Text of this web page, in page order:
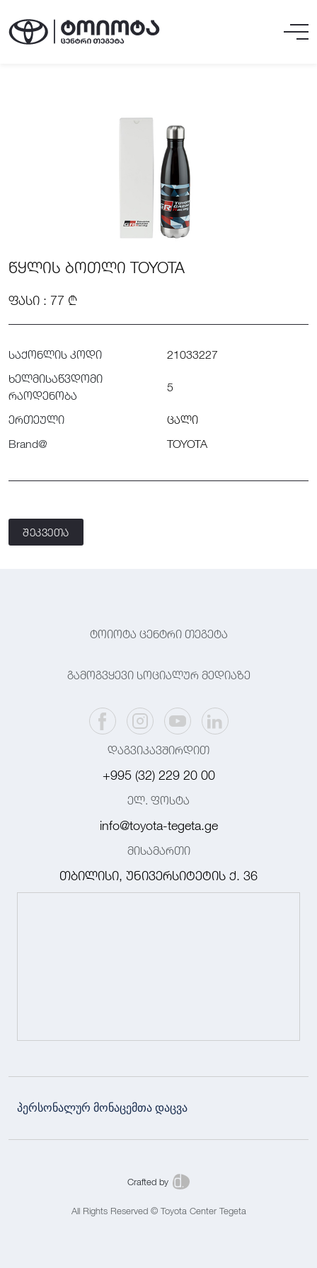
ᲬᲧᲚᲘᲡ ᲑᲝᲗᲚᲘ TOYOTA
ᲤᲐᲡᲘ : 77 ₾
საქონლის კოდი
21033227
ხელმისაწვდომი
რაოდენობა
5
ერთეული
ცალი
Brand@
TOYOTA
შეკვეთა
ტოიოტა ცენტრი თეგეტა
გამოგვყევი სოციალურ მედიაზე
დაგვიკავშირდით
+995 (32) 229 20 00
ელ. ფოსტა
info@toyota-tegeta.ge
მისამართი
თბილისი, უნივერსიტეტის ქ. 36
პერსონალურ მონაცემთა დაცვა
All Rights Reserved © Toyota Center Tegeta
Crafted by